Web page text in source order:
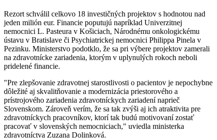
Rezort schválil celkovo 18 investičných projektov s hodnotou nad
jeden milión eur. Financie poputujú napríklad Univerzitnej
nemocnici L. Pasteura v Košiciach, Národnému onkologickému
ústavu v Bratislave či Psychiatrickej nemocnici Philippa Pinela v
Pezinku. Ministerstvo podotklo, že sa pri výbere projektov zamerali
na zdravotnícke zariadenia, ktorým v uplynulých rokoch neboli
pridelené financie.
"Pre zlepšovanie zdravotnej starostlivosti o pacientov je nepochybne
dôležité aj skvalitňovanie a modernizácia priestorového a
prístrojového zariadenia zdravotníckych zariadení naprieč
Slovenskom. Zároveň verím, že sa tak zvýši aj ich atraktivita pre
zdravotníckych pracovníkov, ktorí tak budú motivovaní zostať
pracovať v slovenských nemocniciach," uviedla ministerka
zdravotníctva Zuzana Dolinková.